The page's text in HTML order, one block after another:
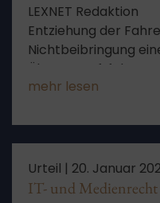
LEXNET Redaktion
Entziehung der
Nichtbeibringung
Älterer Kraftfahrer,
Fahrbahn aus
Vorhofflimmern),
mehr lesen
Urteil | 20. Januar
IT- und Medienrecht